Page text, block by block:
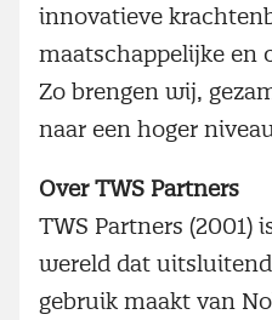
innovatieve
maatschappelijke en
Zo brengen wij,
naar een hoger
Over TWS Partners
TWS Partners (2001)
wereld dat
gebruik maakt van